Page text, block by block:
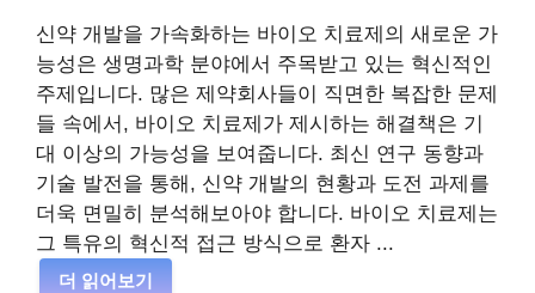
신약 개발을 가속화하는 바이오 치료제의 새로운 가
능성은 생명과학 분야에서 주목받고 있는 혁신적인
주제입니다. 많은 제약회사들이 직면한 복잡한 문제
들 속에서, 바이오 치료제가 제시하는 해결책은 기
대 이상의 가능성을 보여줍니다. 최신 연구 동향과
기술 발전을 통해, 신약 개발의 현황과 도전 과제를
더욱 면밀히 분석해보아야 합니다. 바이오 치료제는
그 특유의 혁신적 접근 방식으로 환자 ...
더 읽어보기